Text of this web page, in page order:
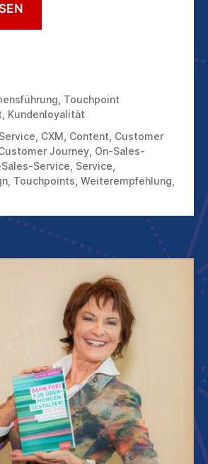
Touchpoint
Kundenloyalität
CXM Content Customer
Journey On-Sales-
Service Service
Touchpoints Weiterempfehlung